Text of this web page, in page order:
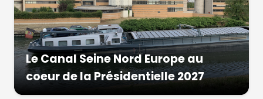
Le Canal Seine Nord Europe au
coeur de la Présidentielle 2027